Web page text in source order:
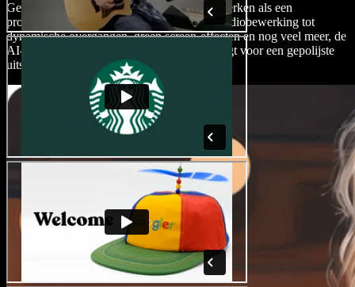
Gebruik de kracht van AI om video's te bewerken als een
professional. Van gedetailleerde video- en audiobewerking tot
dynamische overgangen, green screen-effecten en nog veel meer, de
AI-videobewerker van Speechify Studio zorgt voor een gepolijste
uitstraling.